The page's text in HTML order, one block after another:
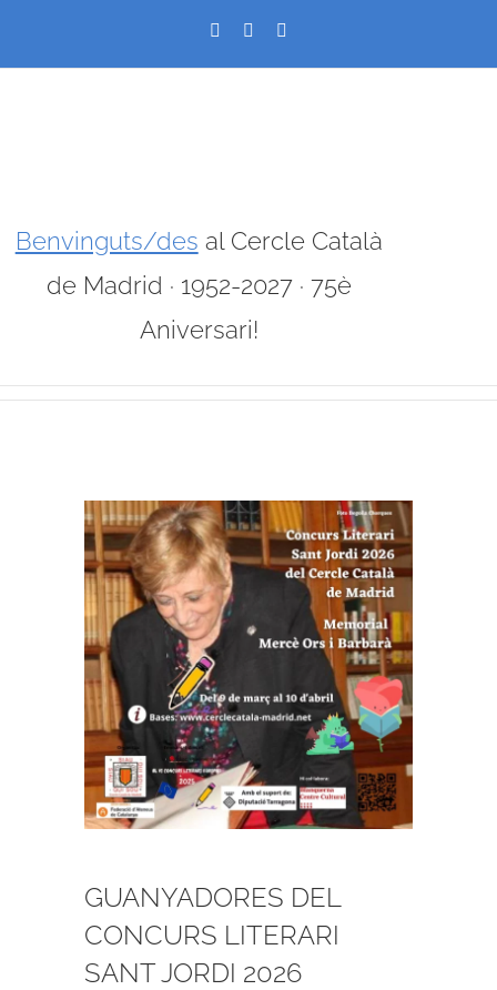
Facebook
Benvinguts/des al Cercle Català
de Madrid · 1952-2027 · 75è
Aniversari!
View
Larger
Image
GUANYADORES DEL
CONCURS LITERARI
SANT JORDI 2026